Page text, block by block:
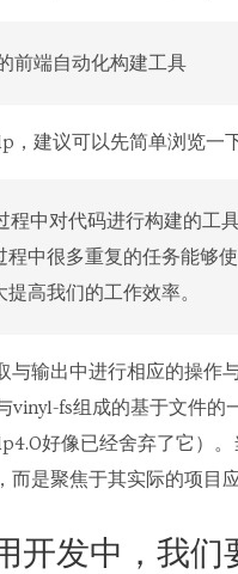
前端自动化构建工具
，建议可以先简单浏览一
程中对代码进行构建的工
程中很多重复的任务能够
高我们的工作效率。
与输出中进行相应的操作
vinyl-fs组成的基于文件
好像已经舍弃了它）
而是聚焦于其实际的项目应
开发中，我们